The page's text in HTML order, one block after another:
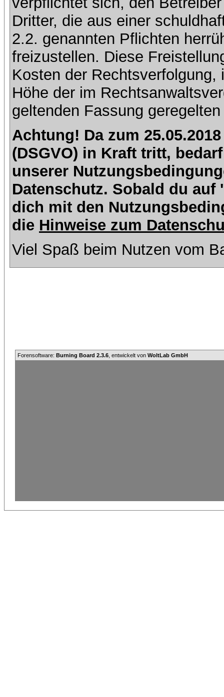
Dritter, die aus einer
2.2. genannten Pflichten
freizustellen. Diese
Kosten der
Höhe der im
geltenden Fassung
Achtung! Da zum
(DSGVO) in Kraft tritt,
unserer
Datenschutz. Sobald du
dich mit den
die Hinweise zum
Viel Spaß beim Nutzen vom
Forensoftware: Burning Board 2.3.6 , entwickelt von WoltLab GmbH